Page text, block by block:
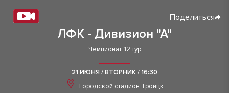
ЛФК - Дивизион "А"
Поделиться
Чемпионат. 12 тур
21 ИЮНЯ / ВТОРНИК / 16:30
Городской стадион Троицк